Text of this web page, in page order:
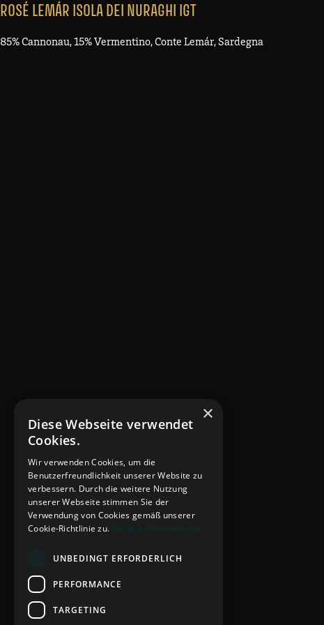
ROSÉ LEMÁR ISOLA DEI NURAGHI IGT
85% Cannonau, 15% Vermentino, Conte Lemár, Sardegna
×
Diese Webseite verwendet
Cookies.
Wir verwenden Cookies, um die
Benutzerfreundlichkeit unserer Website zu
verbessern. Durch die weitere Nutzung
unserer Webseite stimmen Sie der
Verwendung von Cookies gemäß unserer
Cookie-Richtlinie zu. Weitere Informationen
UNBEDINGT ERFORDERLICH
PERFORMANCE
TARGETING